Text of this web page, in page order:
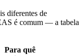
diferentes de
é comum — a tabela
Para quê